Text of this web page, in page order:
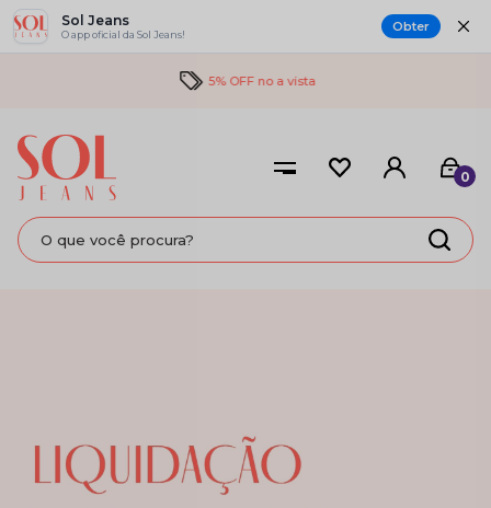
Sol Jeans
O app oficial da Sol Jeans! Obter
5% OFF no a vista
0
LIQUIDAÇÃO